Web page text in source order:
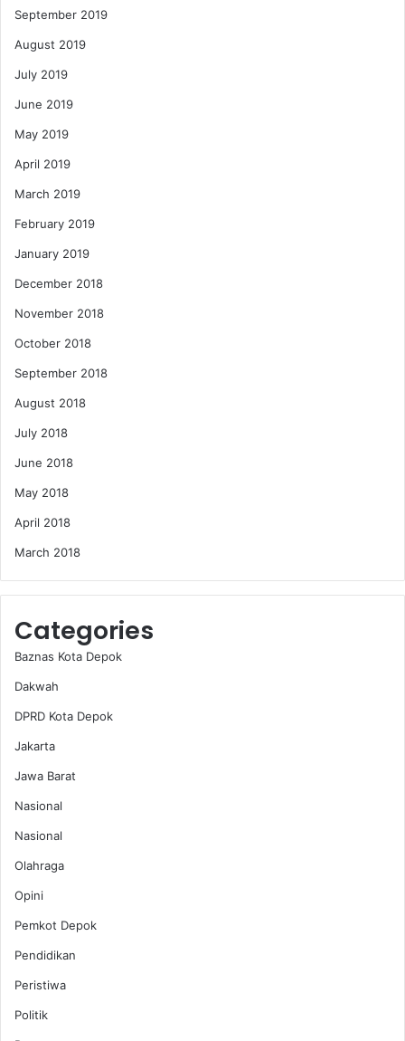
September 2019
August 2019
July 2019
June 2019
May 2019
April 2019
March 2019
February 2019
January 2019
December 2018
November 2018
October 2018
September 2018
August 2018
July 2018
June 2018
May 2018
April 2018
March 2018
Categories
Baznas Kota Depok
Dakwah
DPRD Kota Depok
Jakarta
Jawa Barat
Nasional
Nasional
Olahraga
Opini
Pemkot Depok
Pendidikan
Peristiwa
Politik